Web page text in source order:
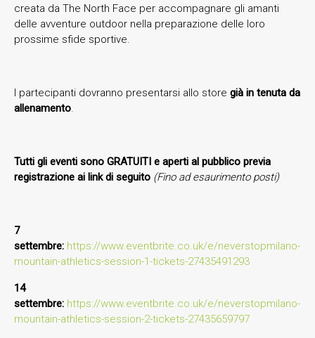
creata da The North Face per accompagnare gli amanti
delle avventure outdoor nella preparazione delle loro
prossime sfide sportive.
I partecipanti dovranno presentarsi allo store già in tenuta da
allenamento.
Tutti gli eventi sono GRATUITI e aperti al pubblico previa
registrazione ai link di seguito (Fino ad esaurimento posti)
7
settembre: https://www.eventbrite.co.uk/e/neverstopmilano-
mountain-athletics-session-1-tickets-27435491293
14
settembre: https://www.eventbrite.co.uk/e/neverstopmilano-
mountain-athletics-session-2-tickets-27435659797